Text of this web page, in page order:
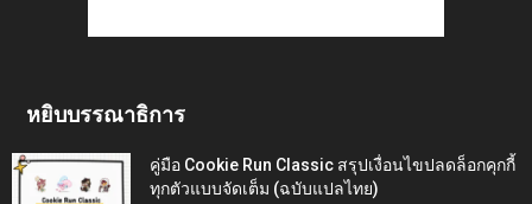
หยิบบรรณาธิการ
คู่มือ Cookie Run Classic สรุปเงื่อนไขปลดล็อกคุกกี้
ทุกตัวแบบจัดเต็ม (ฉบับแปลไทย)